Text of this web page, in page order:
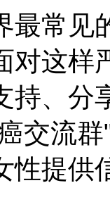
最常见
对这样
持、分
交流
性提供